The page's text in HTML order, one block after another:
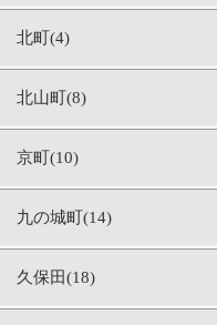
北町(4)
北山町(8)
京町(10)
九の城町(14)
久保田(18)